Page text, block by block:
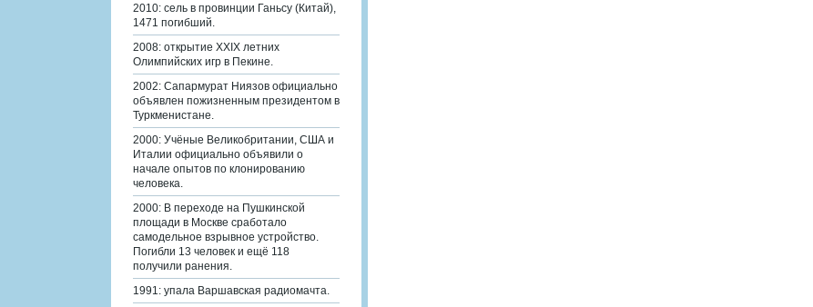
2010: сель в провинции Ганьсу (Китай),
1471 погибший.
2008: открытие XXIX летних
Олимпийских игр в Пекине.
2002: Сапармурат Ниязов официально
объявлен пожизненным президентом в
Туркменистане.
2000: Учёные Великобритании, США и
Италии официально объявили о
начале опытов по клонированию
человека.
2000: В переходе на Пушкинской
площади в Москве сработало
самодельное взрывное устройство.
Погибли 13 человек и ещё 118
получили ранения.
1991: упала Варшавская радиомачта.